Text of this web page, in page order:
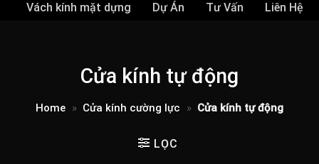
Vách kính mặt dựng
Dự Án Tư Vấn Liên Hệ
Cửa kính tự động
Home » Cửa kính cường lực » Cửa kính tự động
LỌC